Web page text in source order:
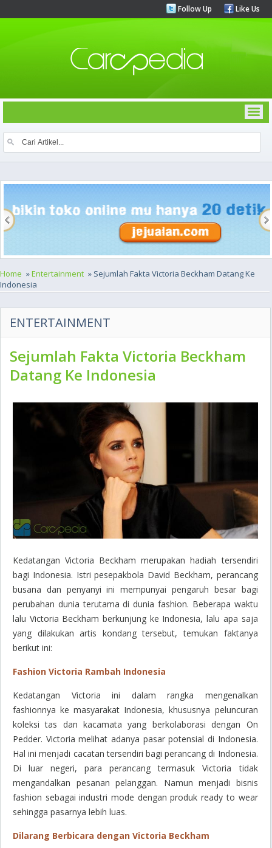
Follow Up Like Us
Home »Entertainment » Sejumlah Fakta Victoria Beckham Datang Ke
Indonesia
ENTERTAINMENT
Sejumlah Fakta Victoria Beckham
Datang Ke Indonesia
Kedatangan Victoria Beckham merupakan hadiah tersendiri
bagi Indonesia. Istri pesepakbola David Beckham, perancang
busana dan penyanyi ini mempunyai pengaruh besar bagi
perubahan dunia terutama di dunia fashion. Beberapa waktu
lalu Victoria Beckham berkunjung ke Indonesia, lalu apa saja
yang dilakukan artis kondang tersebut, temukan faktanya
berikut ini:
Fashion Victoria Rambah Indonesia
Kedatangan Victoria ini dalam rangka mengenalkan
fashionnya ke masyarakat Indonesia, khususnya peluncuran
koleksi tas dan kacamata yang berkolaborasi dengan On
Pedder. Victoria melihat adanya pasar potensial di Indonesia.
Hal ini menjadi cacatan tersendiri bagi perancang di Indonesia.
Di luar negeri, para perancang termasuk Victoria tidak
mengandalkan pesanan pelanggan. Namun menjadi bisnis
fashion sebagai industri mode dengan produk ready to wear
sehingga pasarnya lebih luas.
Dilarang Berbicara dengan Victoria Beckham